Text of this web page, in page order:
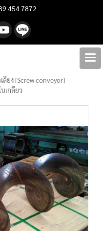
454 7872
ลียง [Screw conveyor]
บเกลียว